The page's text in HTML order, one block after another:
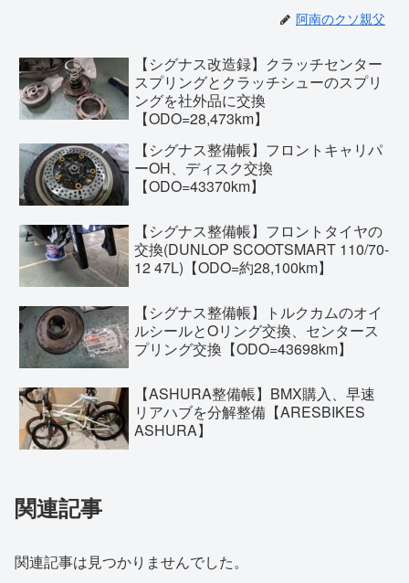
阿南のクソ親父
【シグナス改造録】クラッチセンター
スプリングとクラッチシューのスプリ
ングを社外品に交換
【ODO=28,473km】
【シグナス整備帳】フロントキャリパ
ーOH、ディスク交換
【ODO=43370km】
【シグナス整備帳】フロントタイヤの
交換(DUNLOP SCOOTSMART 110/70-
12 47L)【ODO=約28,100km】
【シグナス整備帳】トルクカムのオイ
ルシールとOリング交換、センタース
プリング交換【ODO=43698km】
【ASHURA整備帳】BMX購入、早速
リアハブを分解整備【ARESBIKES
ASHURA】
関連記事
関連記事は見つかりませんでした。